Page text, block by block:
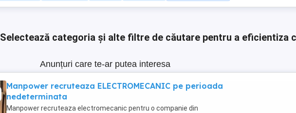
Selectează categoria și alte filtre de căutare pentru a eficientiza
Anunțuri care te-ar putea interesa
Manpower recruteaza ELECTROMECANIC pe perioada
nedeterminata
Manpower recruteaza electromecanic pentru o companie din